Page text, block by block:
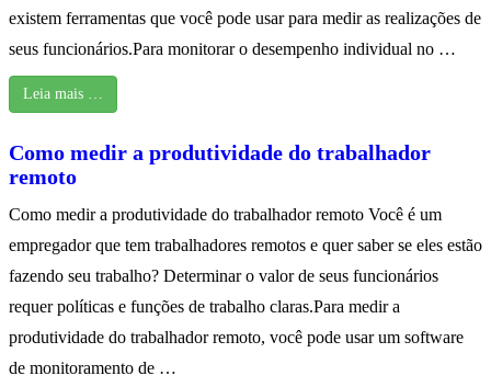
existem ferramentas que você pode usar para medir as realizações de
seus funcionários.Para monitorar o desempenho individual no …
Leia mais …
Como medir a produtividade do trabalhador
remoto
Como medir a produtividade do trabalhador remoto Você é um
empregador que tem trabalhadores remotos e quer saber se eles estão
fazendo seu trabalho? Determinar o valor de seus funcionários
requer políticas e funções de trabalho claras.Para medir a
produtividade do trabalhador remoto, você pode usar um software
de monitoramento de …